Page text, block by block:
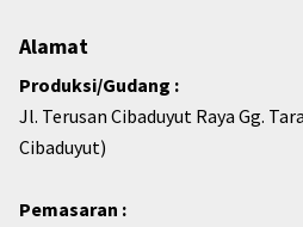
Alamat
Produksi/Gudang :
Jl. Terusan Cibaduyut Raya Gg.
Cibaduyut)
Pemasaran :